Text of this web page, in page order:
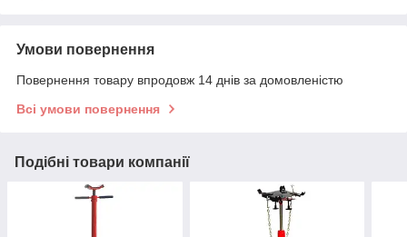
Умови повернення
Повернення товару впродовж 14 днів за домовленістю
Всі умови повернення
Подібні товари компанії